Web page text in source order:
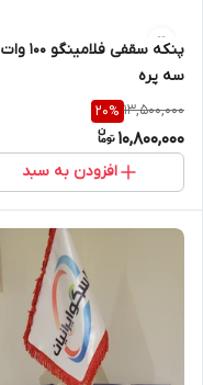
پنکه سقفی فلامینگو ۱۰۰ وات
سه پره
13,500,000
20%
10,800,000
افزودن به سبد